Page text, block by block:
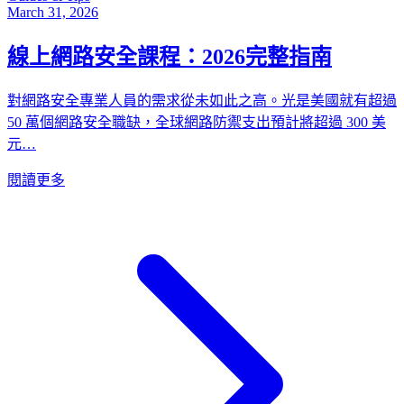
March 31, 2026
線上網路安全課程：2026完整指南
對網路安全專業人員的需求從未如此之高。光是美國就有超過
50 萬個網路安全職缺，全球網路防禦支出預計將超過 300 美
元…
閱讀更多